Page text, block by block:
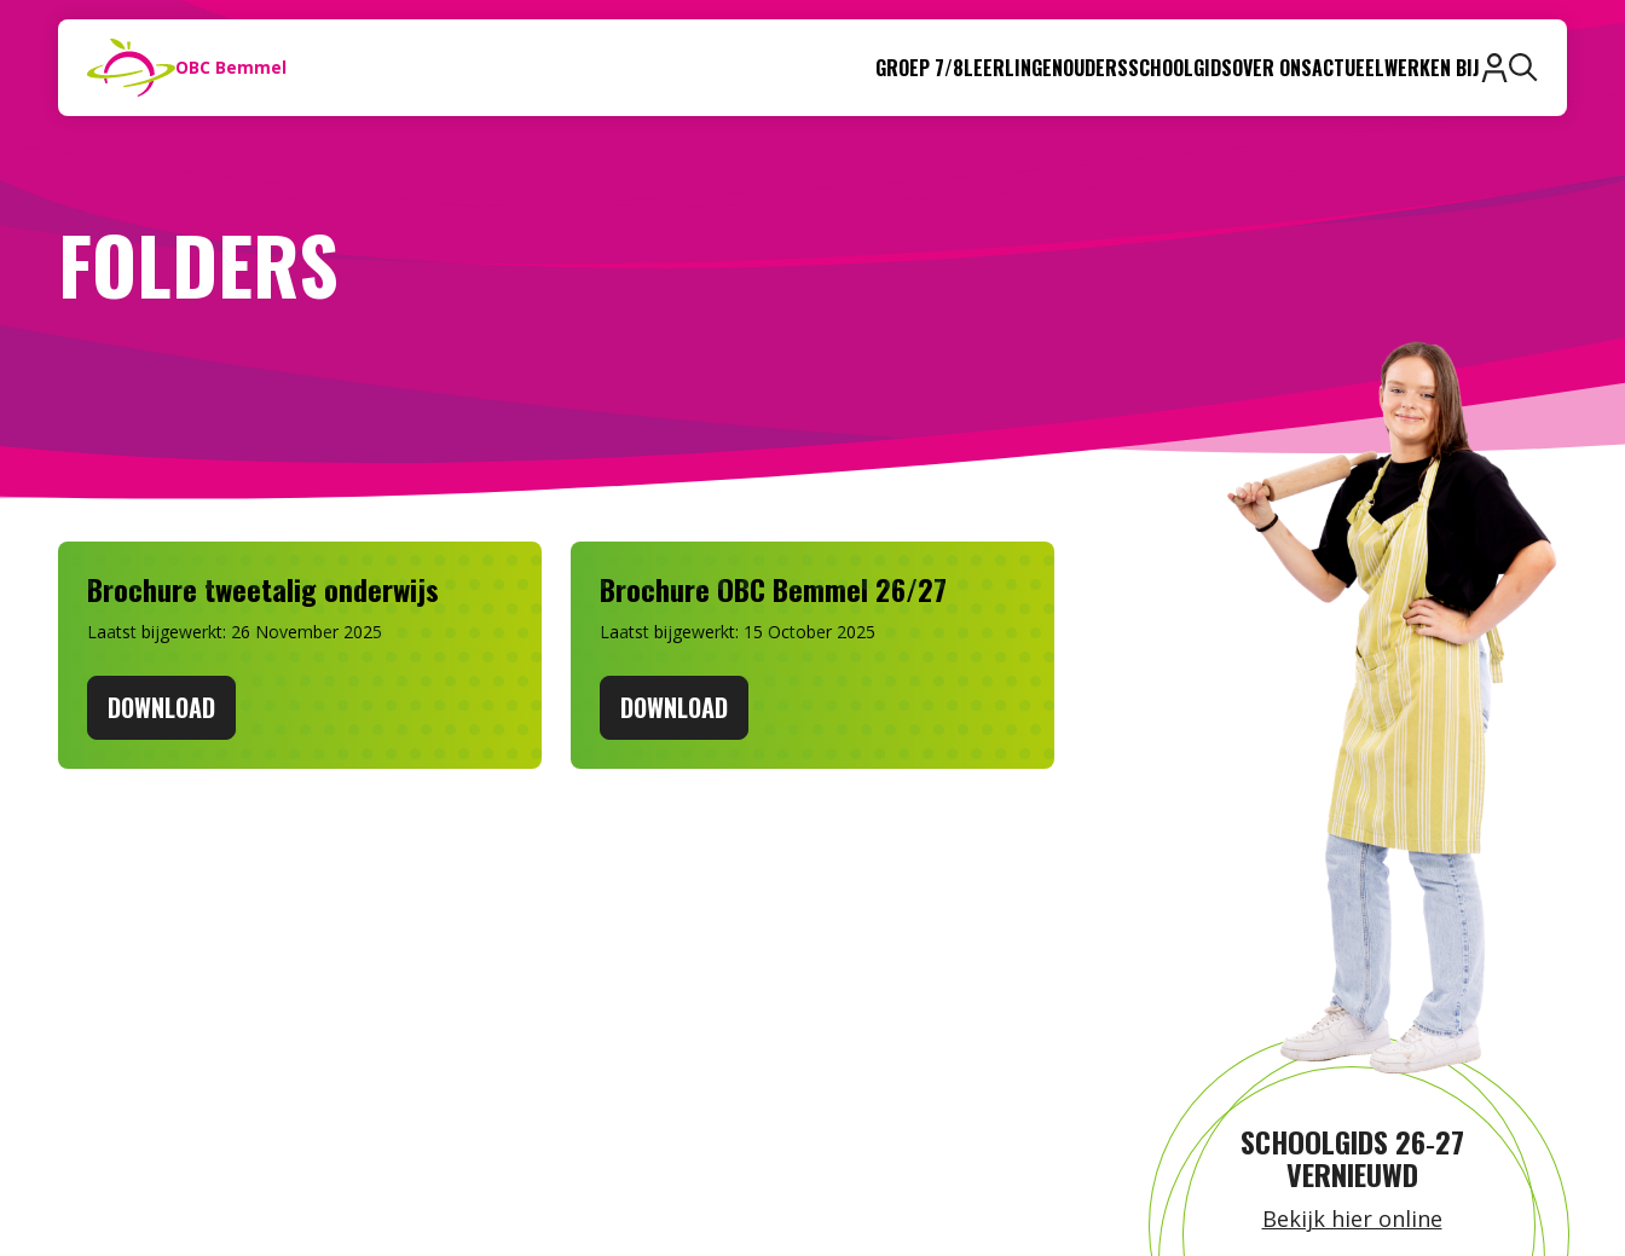
Naar de inhoud
OBC Bemmel GROEP 7/8LEERLINGENOUDERSSCHOOLGIDSOVER ONSACTUEELWERKEN BIJ
Zoeken
FOLDERS
Brochure tweetalig onderwijs
Laatst bijgewerkt: 26 November 2025
DOWNLOAD
Brochure OBC Bemmel 26/27
Laatst bijgewerkt: 15 October 2025
DOWNLOAD
SCHOOLGIDS 26‑27
VERNIEUWD
Bekijk hier online